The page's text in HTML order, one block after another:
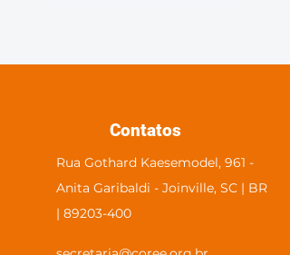
Contatos
Rua Gothard Kaesemodel, 961 -
Anita Garibaldi - Joinville, SC | BR
| 89203-400